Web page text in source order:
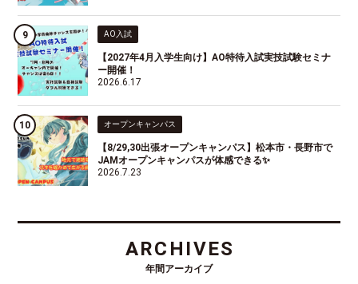
AO入試
【2027年4月入学生向け】AO特待入試実技試験セミナ
ー開催！
2026.6.17
オープンキャンパス
【8/29,30出張オープンキャンパス】松本市・長野市で
JAMオープンキャンパスが体感できる✨
2026.7.23
ARCHIVES
年間アーカイブ